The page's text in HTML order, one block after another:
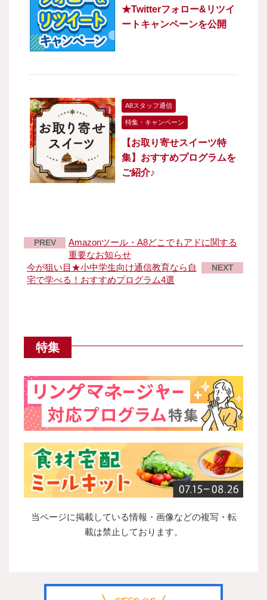
★Twitterフォロー&リツイ
ートキャンペーンを公開
A8スタッフ通信
特集・キャンペーン
【お取り寄せスイーツ特
集】おすすめプログラムを
ご紹介♪
PREV
Amazonツール・A8どこでもアドに関する
重要なお知らせ
今が狙い目★小中学生向け通信教育なら自
宅で学べる！おすすめプログラム4選
NEXT
特集
当ページに掲載している情報・画像などの複写・転
載は禁止しております。